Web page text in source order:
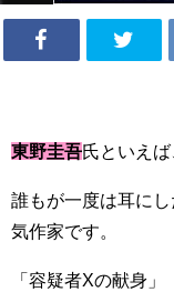
東野圭吾氏といえば
誰もが一度は耳に
気作家です。
「容疑者Xの献身」